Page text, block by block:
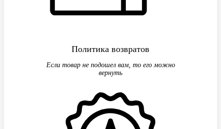
Политика возвратов
Если товар не подошел вам, то его можно
вернуть